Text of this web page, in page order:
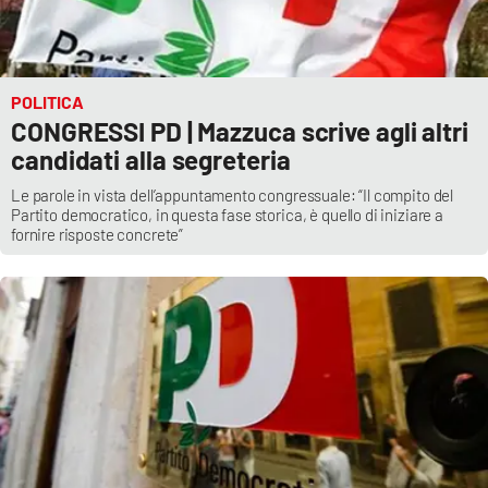
APP
Android
Apple
POLITICA
CONGRESSI PD | Mazzuca scrive agli altri
candidati alla segreteria
Le parole in vista dell’appuntamento congressuale: “Il compito del
Partito democratico, in questa fase storica, è quello di iniziare a
fornire risposte concrete”